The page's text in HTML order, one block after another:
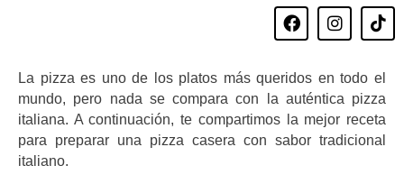
F
a
b
o
o
k
I
n
a
g
r
a
m
T
i
o
k
La pizza es uno de los platos más queridos en todo el
mundo, pero nada se compara con la auténtica pizza
italiana. A continuación, te compartimos la mejor receta
para preparar una pizza casera con sabor tradicional
italiano.